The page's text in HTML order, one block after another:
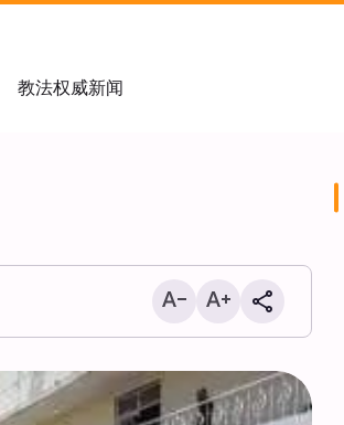
教法权威新闻
《华尔街日报》：美国对伊朗新空